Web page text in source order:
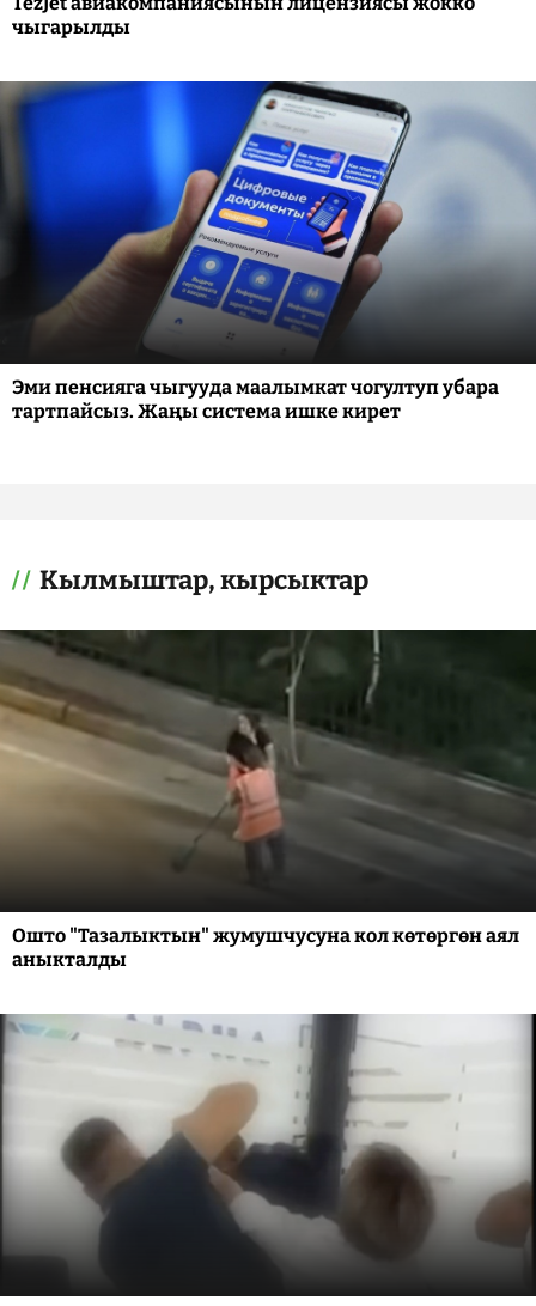
чыгарылды
Эми пенсияга чыгууда маалымкат чогултуп убара
тартпайсыз. Жаңы система ишке кирет
Кылмыштар, кырсыктар
Ошто "Тазалыктын" жумушчусуна кол көтөргөн аял
аныкталды